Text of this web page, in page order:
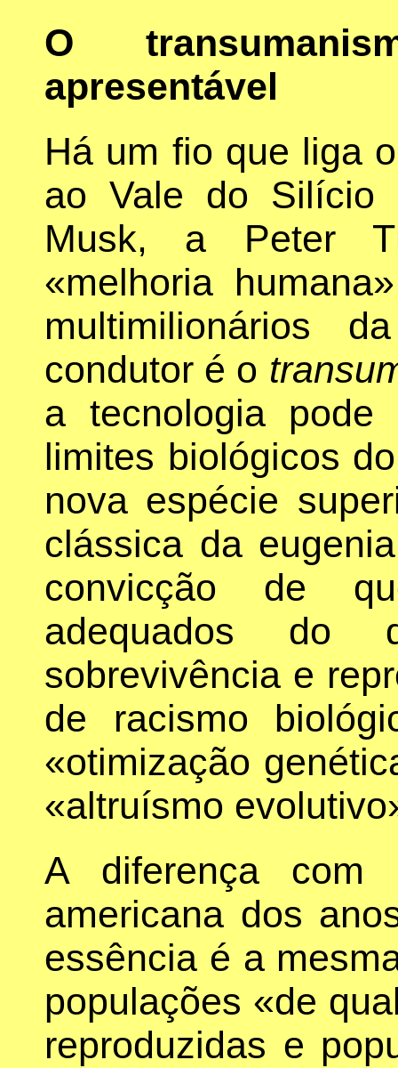
O
apresentável
Há um fio que liga
ao Vale do Silício
Musk, a Peter
«melhoria
multimilionários
condutor é o
a tecnologia
limites biológicos
nova espécie
clássica da
convicção de
adequados
sobrevivência e
de racismo
«otimização
«altruísmo
A diferença com
americana dos
essência é a
populações «de
reproduzidas e